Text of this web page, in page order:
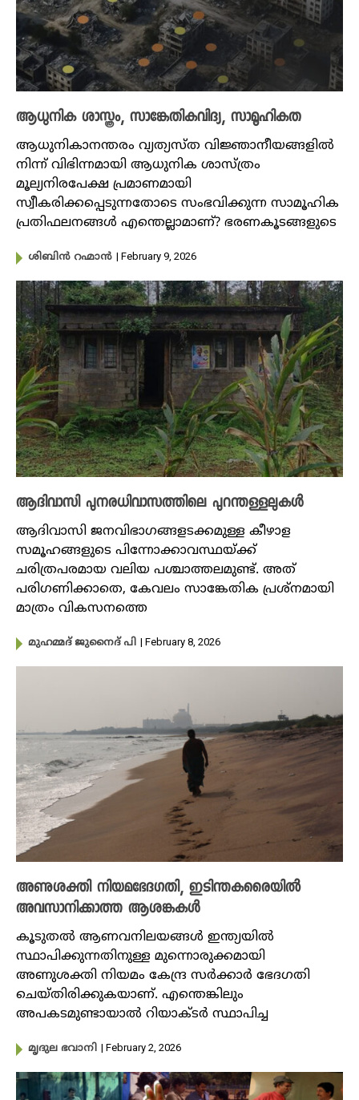
ആധുനിക ശാസ്ത്രം, സാങ്കേതികവിദ്യ, സാമൂഹികത
ആധുനികാനന്തരം വ്യത്യസ്ത വിജ്ഞാനീയങ്ങളിൽ
നിന്ന് വിഭിന്നമായി ആധുനിക ശാസ്ത്രം
മൂല്യനിരപേക്ഷ പ്രമാണമായി
സ്വീകരിക്കപ്പെടുന്നതോടെ സംഭവിക്കുന്ന സാമൂഹിക
പ്രതിഫലനങ്ങൾ എന്തെല്ലാമാണ്? ഭരണകൂടങ്ങളുടെ
ശിബിൻ റഹ്മാൻ | February 9, 2026
ആദിവാസി പുനരധിവാസത്തിലെ പുറന്തള്ളലുകൾ
ആദിവാസി ജനവിഭാഗങ്ങളടക്കമുള്ള കീഴാള
സമൂഹങ്ങളുടെ പിന്നോക്കാവസ്ഥയ്ക്ക്
ചരിത്രപരമായ വലിയ പശ്ചാത്തലമുണ്ട്. അത്
പരിഗണിക്കാതെ, കേവലം സാങ്കേതിക പ്രശ്നമായി
മാത്രം വികസനത്തെ
മുഹമ്മദ് ജുനൈദ് പി | February 8, 2026
അണുശക്തി നിയമഭേദഗതി, ഇടിന്തകരൈയില്‍
അവസാനിക്കാത്ത ആശങ്കകള്‍
കൂടുതൽ ആണവനിലയങ്ങൾ ഇന്ത്യയിൽ
സ്ഥാപിക്കുന്നതിനുള്ള മുന്നൊരുക്കമായി
അണുശക്തി നിയമം കേന്ദ്ര സർക്കാർ ഭേദഗതി
ചെയ്തിരിക്കുകയാണ്. എന്തെങ്കിലും
അപകടമുണ്ടായാൽ റിയാക്ട‍ർ സ്ഥാപിച്ച
മൃദുല ഭവാനി | February 2, 2026